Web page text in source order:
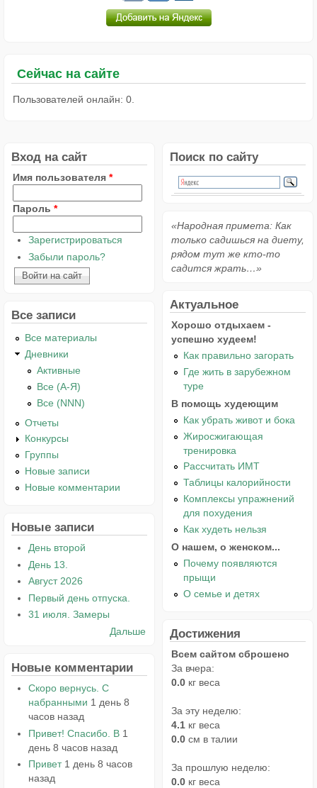
Сейчас на сайте
Пользователей онлайн: 0.
Вход на сайт
Имя пользователя *
Пароль *
Зарегистрироваться
Забыли пароль?
Все записи
Все материалы
Дневники
Активные
Все (А-Я)
Все (NNN)
Отчеты
Конкурсы
Группы
Новые записи
Новые комментарии
Новые записи
День второй
День 13.
Август 2026
Первый день отпуска.
31 июля. Замеры
Дальше
Новые комментарии
Скоро вернусь. С
набранными 1 день 8
часов назад
Привет! Спасибо. В 1
день 8 часов назад
Привет 1 день 8 часов
назад
Поиск по сайту
«Народная примета: Как
только садишься на диету,
рядом тут же кто-то
садится жрать…»
Актуальное
Хорошо отдыхаем -
успешно худеем!
Как правильно загорать
Где жить в зарубежном
туре
В помощь худеющим
Как убрать живот и бока
Жиросжигающая
тренировка
Рассчитать ИМТ
Таблицы калорийности
Комплексы упражнений
для похудения
Как худеть нельзя
О нашем, о женском...
Почему появляются
прыщи
О семье и детях
Достижения
Всем сайтом сброшено
За вчера:
0.0 кг веса
За эту неделю:
4.1 кг веса
0.0 см в талии
За прошлую неделю:
0.0 кг веса